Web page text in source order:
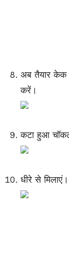
अब तैयार केक
करें।
कटा हुआ
धीरे से मिलाएं।